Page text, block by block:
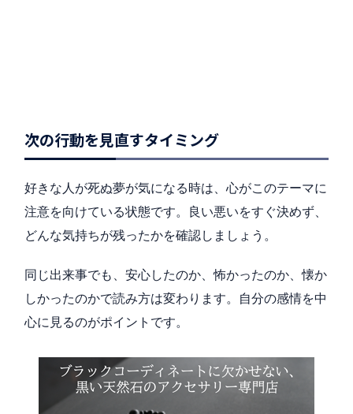
次の行動を見直すタイミング
好きな人が死ぬ夢が気になる時は、心がこのテーマに
注意を向けている状態です。良い悪いをすぐ決めず、
どんな気持ちが残ったかを確認しましょう。
同じ出来事でも、安心したのか、怖かったのか、懐か
しかったのかで読み方は変わります。自分の感情を中
心に見るのがポイントです。